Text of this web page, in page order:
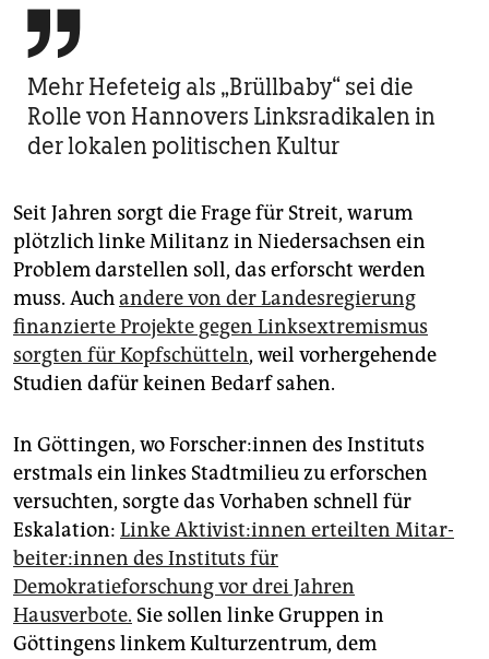

Mehr Hefeteig als „Brüllbaby“ sei die
Rolle von Hannovers Linksradikalen in
der lokalen politischen Kultur
Seit Jahren sorgt die Frage für Streit, warum
plötzlich linke Militanz in Niedersachsen ein
Problem darstellen soll, das erforscht werden
muss. Auchandere von der Landesregierung
finanzierte Projekte gegen Linksextremismus
sorgten für Kopfschütteln, weil vorhergehende
Studien dafür keinen Bedarf sahen.
In Göttingen, wo For­sche­r:in­nen des Instituts
erstmals ein linkes Stadtmilieu zu erforschen
versuchten, sorgte das Vorhaben schnell für
Eskalation: Linke Ak­ti­vis­t:in­nen erteilten Mit­ar­
bei­te­r:in­nen des Instituts für
Demokratieforschung vor drei Jahren
Hausverbote. Sie sollen linke Gruppen in
Göttingens linkem Kulturzentrum, dem